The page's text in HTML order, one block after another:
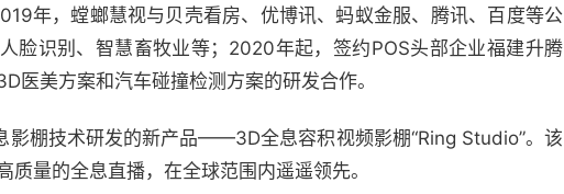
年，螳螂慧视与贝壳看房、优博讯、蚂蚁金服、腾讯、百度等公
脸识别、智慧畜牧业等；2020年起，签约POS头部企业福建升腾
医美方案和汽车碰撞检测方案的研发合作。
影棚技术研发的新产品——3D全息容积视频影棚“Ring Studio”。该
量的全息直播，在全球范围内遥遥领先。